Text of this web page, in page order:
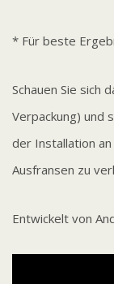
* Für beste
Schauen Sie sich
Verpackung) und
der Installation
Ausfransen zu
Entwickelt von